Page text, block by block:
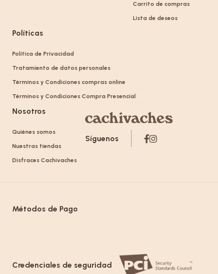
Carrito de compras
Lista de deseos
Políticas
Política de Privacidad
Tratamiento de datos personales
Términos y Condiciones compras online
Términos y Condiciones Compra Presencial
Nosotros
Quiénes somos
Nuestras tiendas
Disfraces Cachivaches
Síguenos
Métodos de Pago
Credenciales de seguridad